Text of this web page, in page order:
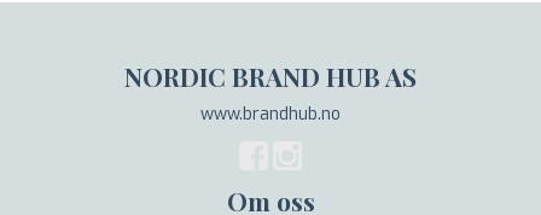
NORDIC BRAND HUB AS
www.brandhub.no
Om oss